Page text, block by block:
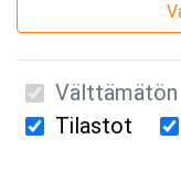
Suomen
Välttämätön
Tilastot